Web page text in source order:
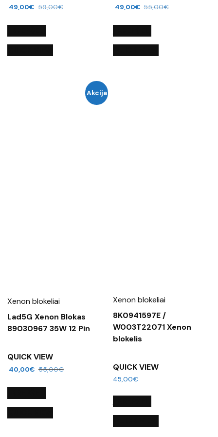
49,00€ 59,00€ 49,00€ 55,00€
Akcija
Xenon blokeliai
Lad5G Xenon Blokas
89030967 35W 12 Pin
QUICK VIEW
40,00€ 55,00€
Xenon blokeliai
8K0941597E /
W003T22071 Xenon
blokelis
QUICK VIEW
45,00€